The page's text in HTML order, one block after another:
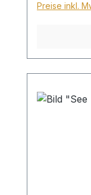
Preise inkl.